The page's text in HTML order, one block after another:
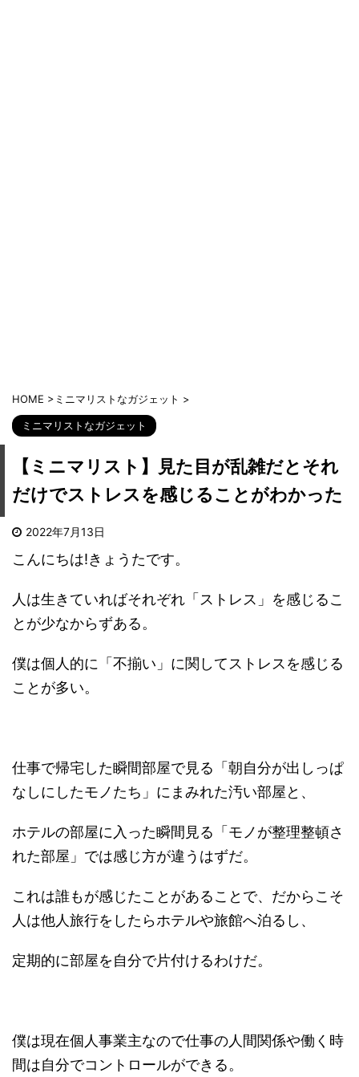
HOME > ミニマリストなガジェット >
ミニマリストなガジェット
【ミニマリスト】見た目が乱雑だとそれ
だけでストレスを感じることがわかった
2022年7月13日
こんにちは!きょうたです。
人は生きていればそれぞれ「ストレス」を感じるこ
とが少なからずある。
僕は個人的に「不揃い」に関してストレスを感じる
ことが多い。
仕事で帰宅した瞬間部屋で見る「朝自分が出しっぱ
なしにしたモノたち」にまみれた汚い部屋と、
ホテルの部屋に入った瞬間見る「モノが整理整頓さ
れた部屋」では感じ方が違うはずだ。
これは誰もが感じたことがあることで、だからこそ
人は他人旅行をしたらホテルや旅館へ泊るし、
定期的に部屋を自分で片付けるわけだ。
僕は現在個人事業主なので仕事の人間関係や働く時
間は自分でコントロールができる。